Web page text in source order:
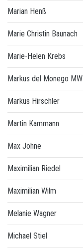
Marian Henß
Marie Christin Baunach
Marie-Helen Krebs
Markus del Monego MW
Markus Hirschler
Martin Kammann
Max Johne
Maximilian Riedel
Maximilian Wilm
Melanie Wagner
Michael Stiel